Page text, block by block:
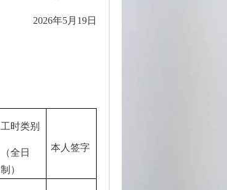
2026年5月19日
工时类别
（全日
制）
本人签字